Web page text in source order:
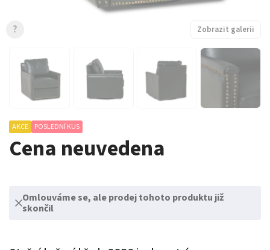
AKCE POSLEDNÍ KUS
Cena neuvedena
Omlouváme se, ale prodej tohoto produktu již
skončil
Zobrazit galerii
?